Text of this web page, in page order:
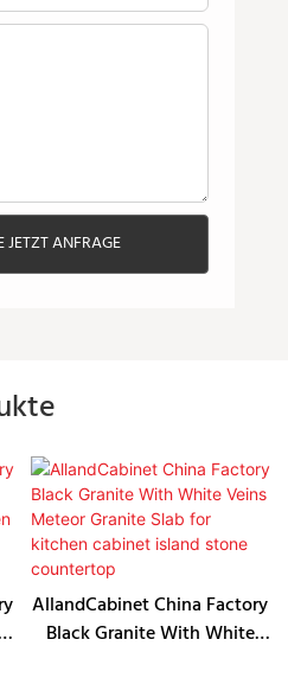
JETZT ANFRAGE
AllandCabinet China Factory
Black Granite With White